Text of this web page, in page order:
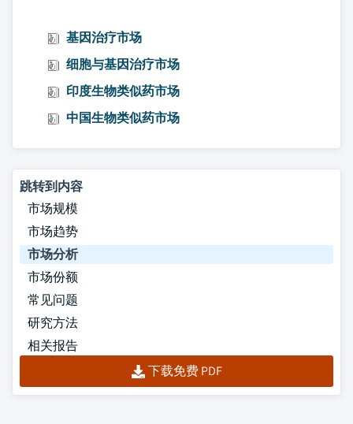
基因治疗市场
细胞与基因治疗市场
印度生物类似药市场
中国生物类似药市场
跳转到内容
市场规模
市场趋势
市场分析
市场份额
常见问题
研究方法
相关报告
下载免费 PDF